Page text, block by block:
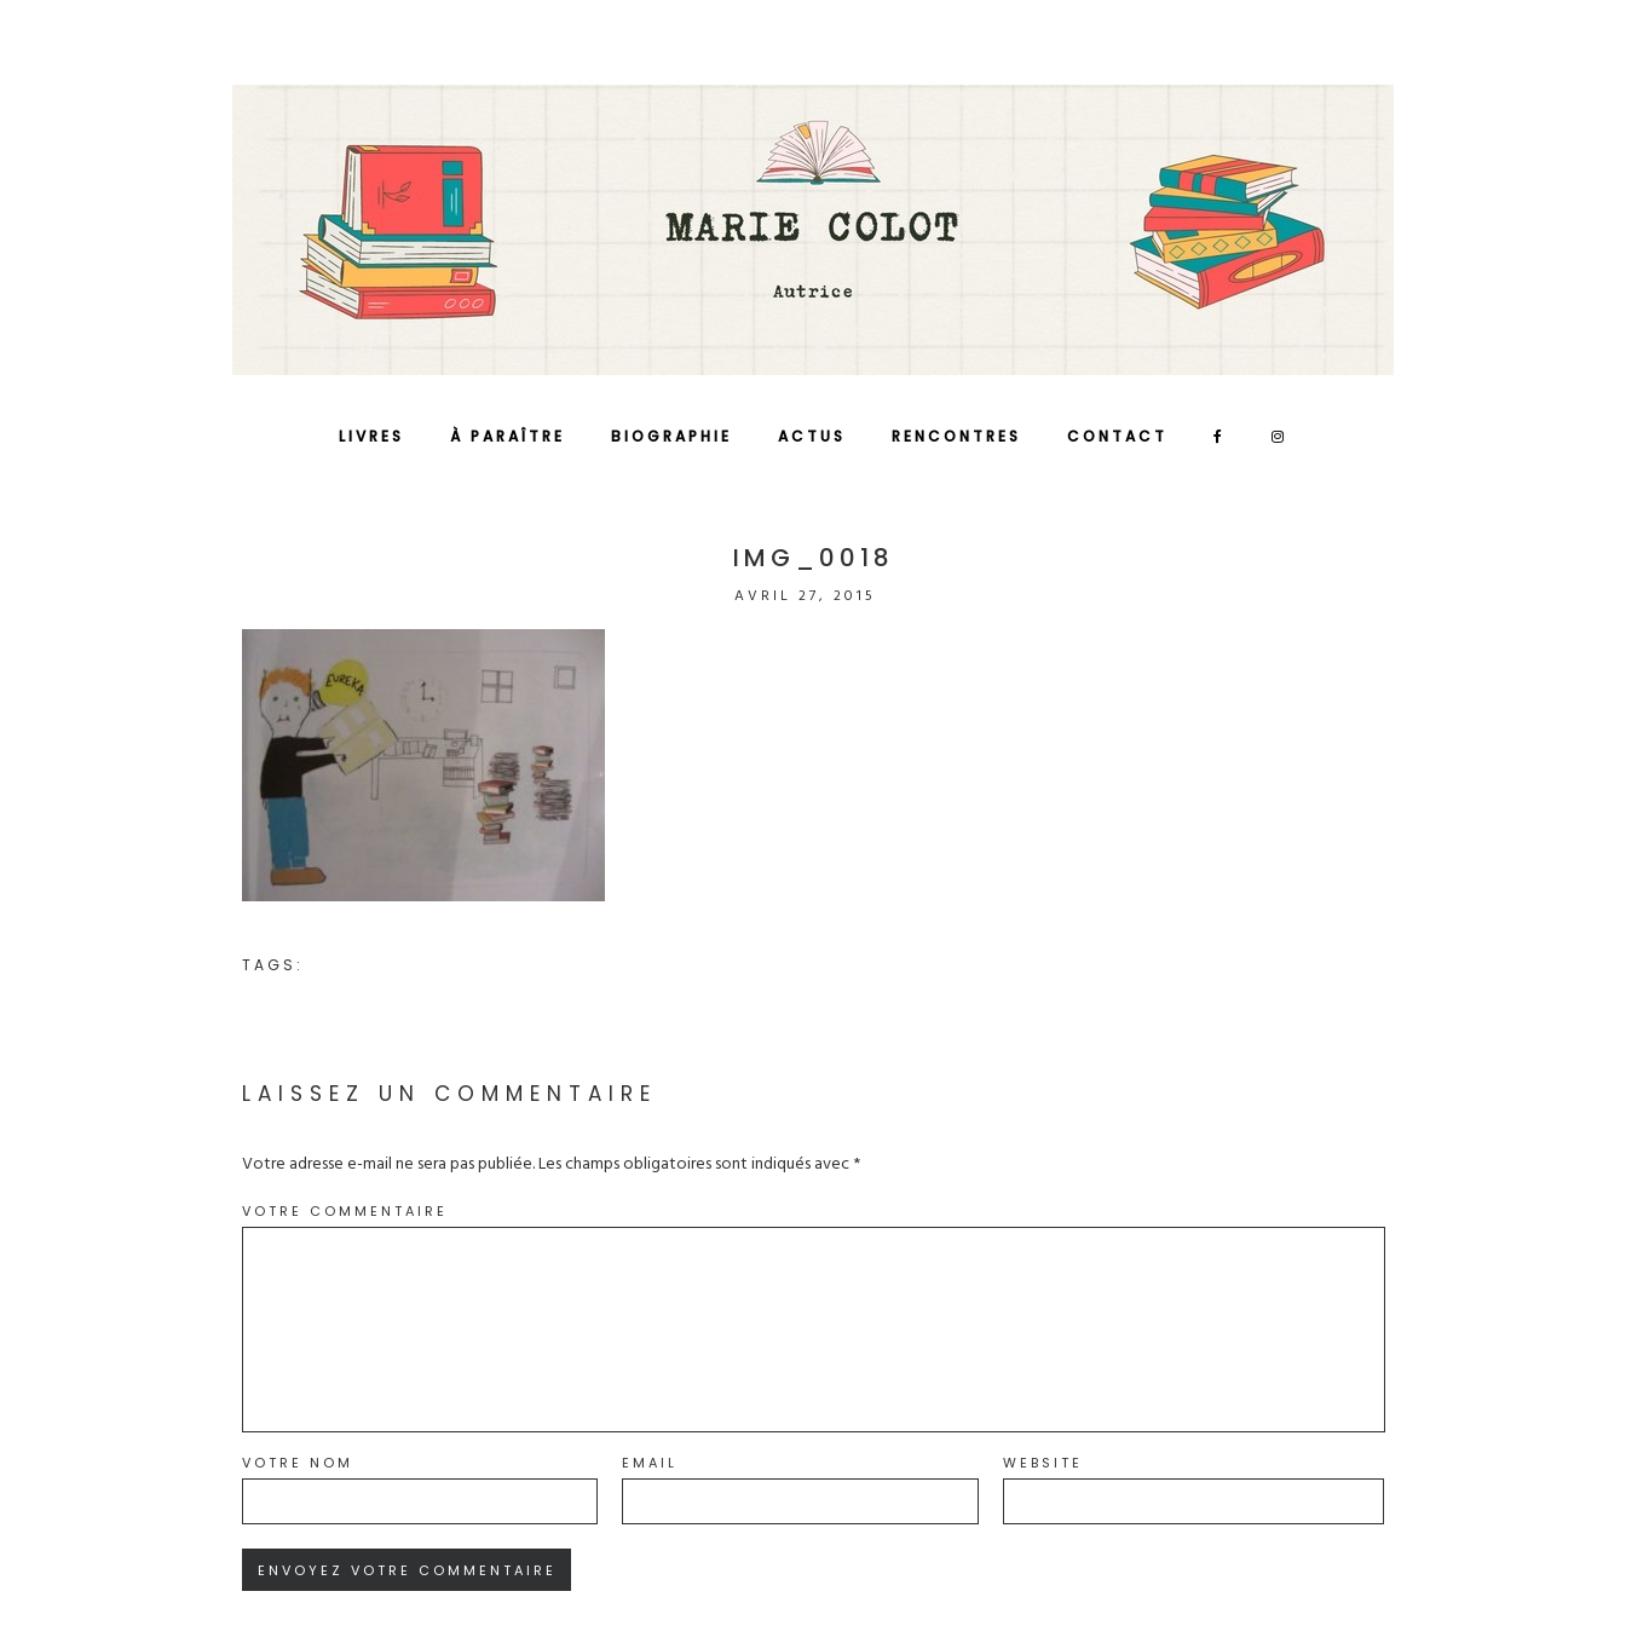
LIVRES À PARAÎTRE BIOGRAPHIE ACTUS RENCONTRES CONTACT
IMG_0018
AVRIL 27, 2015
TAGS:
LAISSEZ UN COMMENTAIRE
Votre adresse e-mail ne sera pas publiée.Les champs obligatoires sont indiqués avec*
VOTRE COMMENTAIRE
VOTRE NOM EMAIL WEBSITE